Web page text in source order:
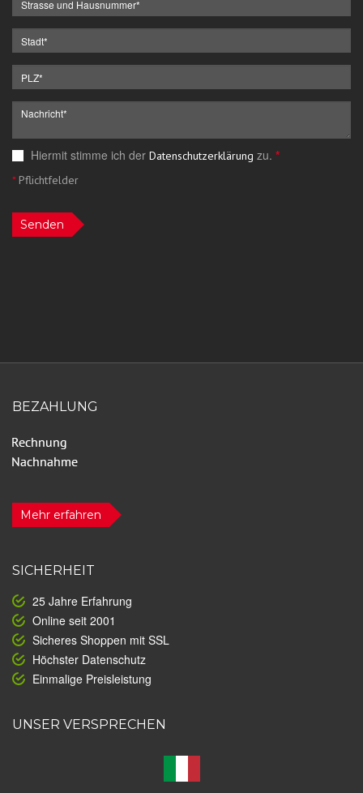
Hiermit stimme ich der Datenschutzerklärung zu. *
*Pflichtfelder
Senden
BEZAHLUNG
Mehr erfahren
SICHERHEIT
25 Jahre Erfahrung
Online seit 2001
Sicheres Shoppen mit SSL
Höchster Datenschutz
Einmalige Preisleistung
UNSER VERSPRECHEN